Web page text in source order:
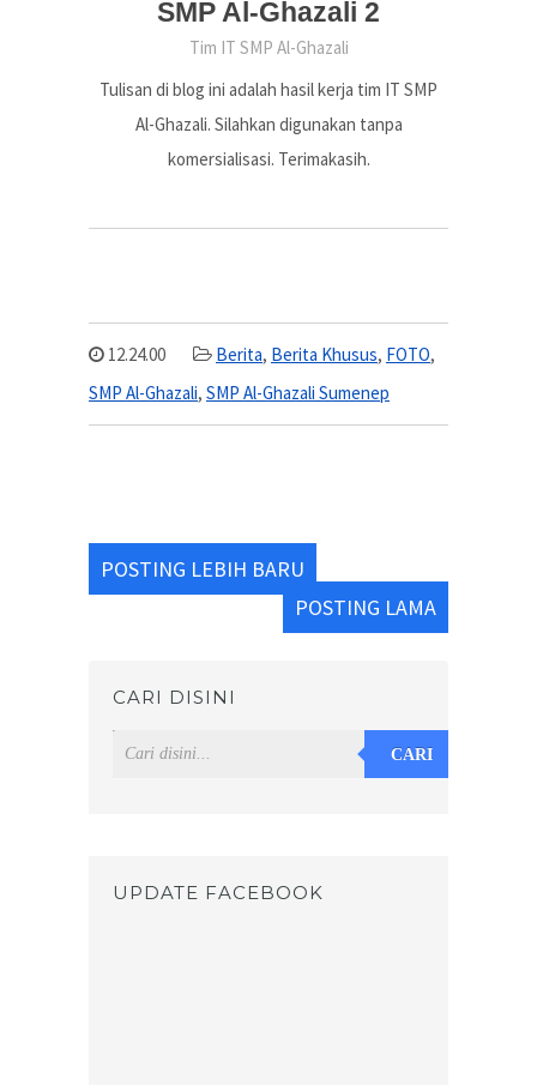
SMP Al-Ghazali 2
Tim IT SMP Al-Ghazali
Tulisan di blog ini adalah hasil kerja tim IT SMP
Al-Ghazali. Silahkan digunakan tanpa
komersialisasi. Terimakasih.
12.24.00 Berita, Berita Khusus, FOTO,
SMP Al-Ghazali, SMP Al-Ghazali Sumenep
POSTING LEBIH BARU
POSTING LAMA
CARI DISINI
CARI
UPDATE FACEBOOK